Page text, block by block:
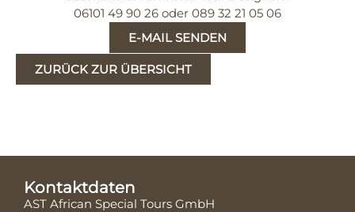
06101 49 90 26 oder 089 32 21 05 06
E-MAIL SENDEN
ZURÜCK ZUR ÜBERSICHT
Kontaktdaten
AST African Special Tours GmbH